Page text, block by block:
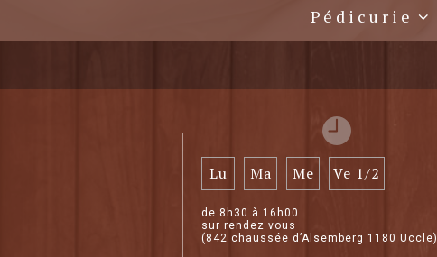
Pédicurie
Lu Ma Me Ve 1/2
de 8h30 à 16h00
sur rendez vous
(842 chaussée d’Alsemberg 1180 Uccle)